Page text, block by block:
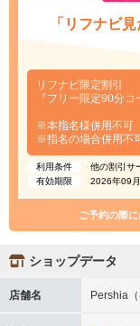
「リフナビ
リフナビ限定割引
『フリー限定90分コ
※本指名様併用不可
※指名の場合併用不
利用条件
他の割引サ
有効期限
2026年09
ご予約の際
ショップデータ
店舗名 Pershia（